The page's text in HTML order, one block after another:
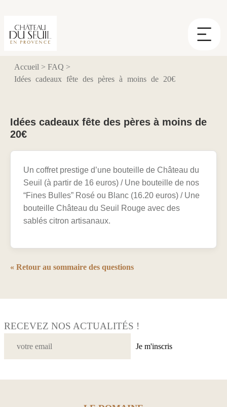
Accueil > FAQ >
Idées cadeaux fête des pères à moins de 20€
Idées cadeaux fête des pères à moins de
20€
Un coffret prestige d’une bouteille de Château du
Seuil (à partir de 16 euros) / Une bouteille de nos
“Fines Bulles” Rosé ou Blanc (16.20 euros) / Une
bouteille Château du Seuil Rouge avec des
sablés citron artisanaux.
« Retour au sommaire des questions
RECEVEZ NOS ACTUALITÉS !
Je m'inscris